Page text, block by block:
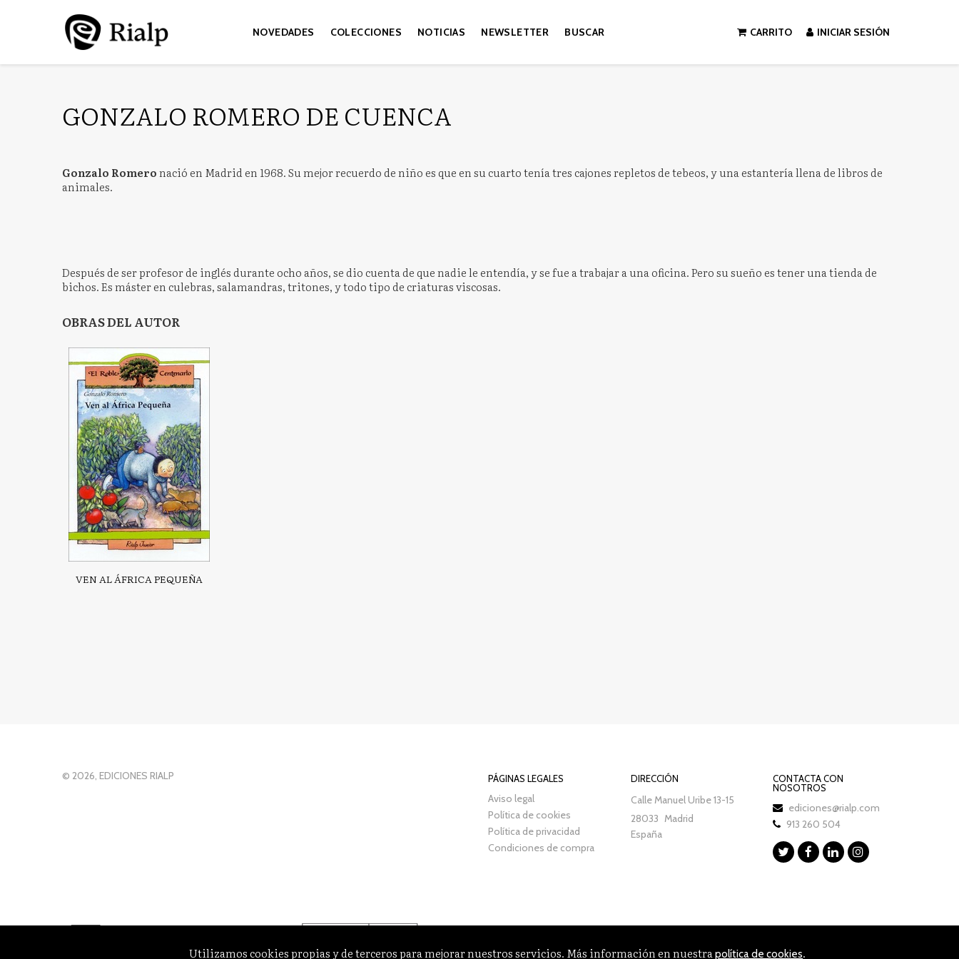
NOVEDADES COLECCIONES NOTICIAS NEWSLETTER BUSCAR CARRITO INICIAR SESIÓN
GONZALO ROMERO DE CUENCA
Gonzalo Romeronació en Madrid en 1968. Su mejor recuerdo de niño es que en su cuarto tenía tres cajones repletos de tebeos, y una estantería llena de libros de
animales.
Después de ser profesor de inglés durante ocho años, se dio cuenta de que nadie le entendía, y se fue a trabajar a una oficina. Pero su sueño es tener una tienda de
bichos. Es máster en culebras, salamandras, tritones, y todo tipo de criaturas viscosas.
OBRAS DEL AUTOR
VEN AL ÁFRICA PEQUEÑA
© 2026, EDICIONES RIALP PÁGINAS LEGALES
Aviso legal
Política de cookies
Política de privacidad
Condiciones de compra
DIRECCIÓN
Calle Manuel Uribe 13-15
28033 Madrid
España
CONTACTA CON
NOSOTROS
ediciones@rialp.com
913 260 504
Utilizamos cookies propias y de terceros para mejorar nuestros servicios. Más información en nuestrapolítica de cookies.